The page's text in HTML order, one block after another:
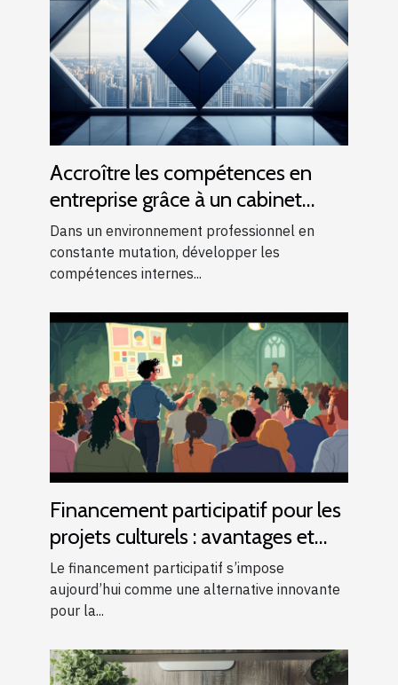
Accroître les compétences en
entreprise grâce à un cabinet
conseil et formation
Dans un environnement professionnel en
constante mutation, développer les
compétences internes...
Financement participatif pour les
projets culturels : avantages et
risques
Le financement participatif s’impose
aujourd’hui comme une alternative innovante
pour la...